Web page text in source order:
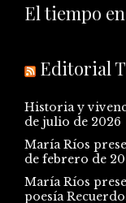
El tiempo
Editorial
Historia y
de julio de 2026
María Ríos
de febrero de
María Ríos
poesía